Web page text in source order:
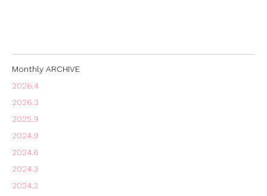
Monthly ARCHIVE
2026.4
2026.3
2025.9
2024.9
2024.6
2024.3
2024.2